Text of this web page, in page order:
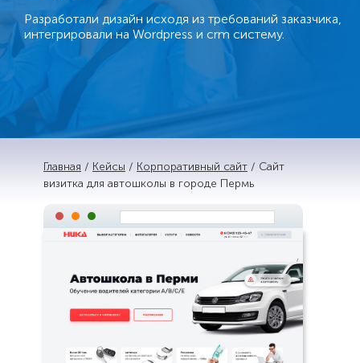
Разработали дизайн исходя из требований заказчика,
интегрировали на Wordpress и crm систему.
Главная / Кейсы / Корпоративный сайт / Сайт
визитка для автошколы в городе Пермь